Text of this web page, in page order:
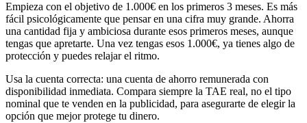
Empieza con el objetivo de 1.000€ en los primeros 3 meses. Es más
fácil psicológicamente que pensar en una cifra muy grande. Ahorra
una cantidad fija y ambiciosa durante esos primeros meses, aunque
tengas que apretarte. Una vez tengas esos 1.000€, ya tienes algo de
protección y puedes relajar el ritmo.
Usa la cuenta correcta: una cuenta de ahorro remunerada con
disponibilidad inmediata. Compara siempre la TAE real, no el tipo
nominal que te venden en la publicidad, para asegurarte de elegir la
opción que mejor protege tu dinero.